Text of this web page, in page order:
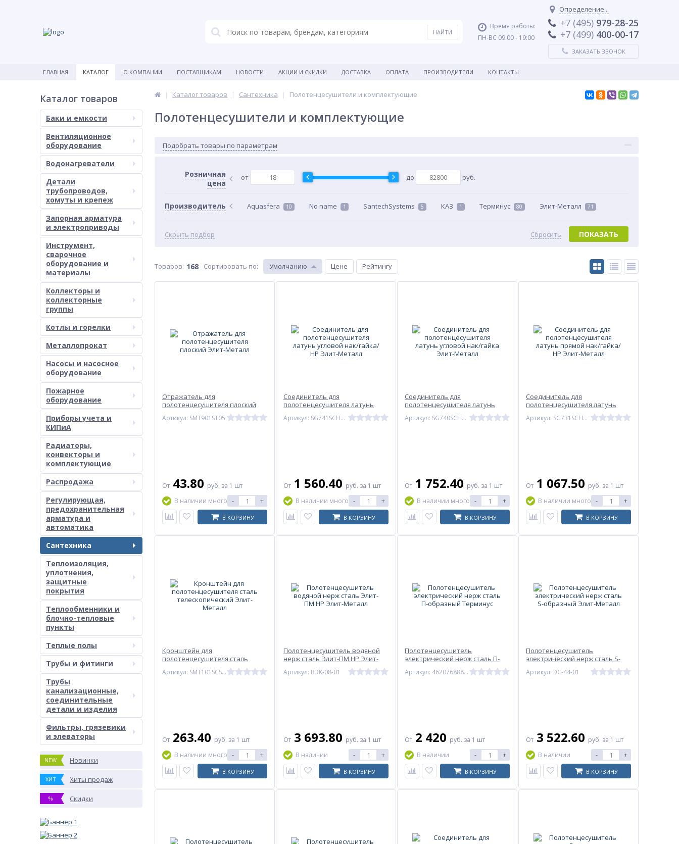
Время работы:
ПН-ВС 09:00 - 19:00
Определение...
+7 (495) 979-28-25
+7 (499) 400-00-17
ЗАКАЗАТЬ ЗВОНОК
ГЛАВНАЯ КАТАЛОГ О КОМПАНИИ ПОСТАВЩИКАМ НОВОСТИ АКЦИИ И СКИДКИ ДОСТАВКА ОПЛАТА ПРОИЗВОДИТЕЛИ КОНТАКТЫ
Каталог товаров
Баки и емкости
Вентиляционное
оборудование
Водонагреватели
Детали
трубопроводов,
хомуты и крепеж
Запорная арматура
и электроприводы
Инструмент,
сварочное
оборудование и
материалы
Коллекторы и
коллекторные
группы
Котлы и горелки
Металлопрокат
Насосы и насосное
оборудование
Пожарное
оборудование
Приборы учета и
КИПиА
Радиаторы,
конвекторы и
комплектующие
Распродажа
Регулирующая,
предохранительная
арматура и
автоматика
Сантехника
Теплоизоляция,
уплотнения,
защитные
покрытия
Теплообменники и
блочно-тепловые
пункты
Теплые полы
Трубы и фитинги
Трубы
канализационные,
соединительные
детали и изделия
Фильтры, грязевики
и элеваторы
NEW Новинки
ХИТ Хиты продаж
% Скидки
Каталог товаров Сантехника Полотенцесушители и комплектующие
Полотенцесушители и комплектующие
Подобрать товары по параметрам
Розничная
цена
от до руб.
Производитель Aquasfera 10 No name 1 SantechSystems 5 КАЗ 1 Терминус 80 Элит-Металл 71
Скрыть подбор ПОКАЗАТЬ
Сбросить
Товаров: 168 Сортировать по: Умолчанию Цене Рейтингу
Отражатель для
полотенцесушителя плоский
Артикул: SMT901ST05
От 43.80 руб. за 1 шт
В наличии много - +
В КОРЗИНУ
Соединитель для
полотенцесушителя латунь
угловой нак/гайка/НР Элит-
Металл
Артикул: SG741SCH1004
От 1 560.40 руб. за 1 шт
В наличии много - +
В КОРЗИНУ
Соединитель для
полотенцесушителя латунь
угловой нак/гайка Элит-Металл
Артикул: SG740SCH1010
От 1 752.40 руб. за 1 шт
В наличии много - +
В КОРЗИНУ
Соединитель для
полотенцесушителя латунь
прямой нак/гайка/НР Элит-
Металл
Артикул: SG731SCH1004
От 1 067.50 руб. за 1 шт
В наличии много - +
В КОРЗИНУ
Кронштейн для
полотенцесушителя сталь
телескопический Элит-Металл
Артикул: SMT101SCS6605
От 263.40 руб. за 1 шт
В наличии много - +
В КОРЗИНУ
Полотенцесушитель водяной
нерж сталь Элит-ПМ НР Элит-
Артикул: ВЭК-08-01
От 3 693.80 руб. за 1 шт
В наличии
- +
В КОРЗИНУ
Полотенцесушитель
электрический нерж сталь П-
Артикул: 4620768883934
От 2 420 руб. за 1 шт
В наличии
- +
В КОРЗИНУ
Полотенцесушитель
электрический нерж сталь S-
образный Элит-Металл
Артикул: ЭС-44-01
От 3 522.60 руб. за 1 шт
В наличии
- +
В КОРЗИНУ